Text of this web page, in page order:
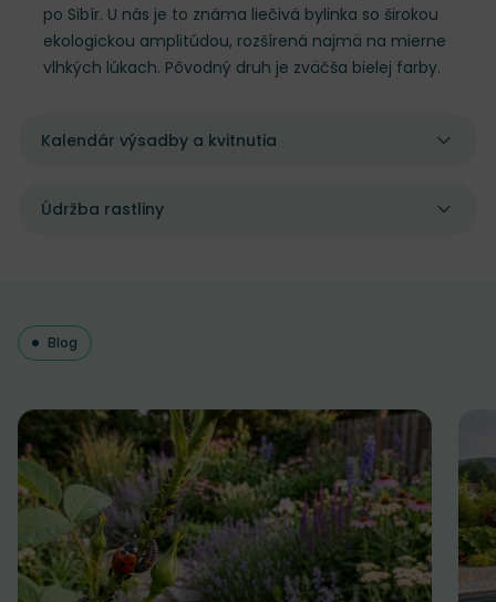
po Sibír. U nás je to známa liečivá bylinka so širokou
ekologickou amplitúdou, rozšírená najmä na mierne
vlhkých lúkach. Pôvodný druh je zväčša bielej farby.
Kalendár výsadby a kvitnutia
Údržba rastliny
Blog